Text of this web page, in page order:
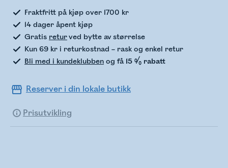
Fraktfritt på kjøp over 1700 kr
14 dager åpent kjøp
Gratis returved bytte av størrelse
Kun 69 kr i returkostnad – rask og enkel retur
Bli med i kundeklubben og få 15 % rabatt
Reserver i din lokale butikk
Prisutvikling